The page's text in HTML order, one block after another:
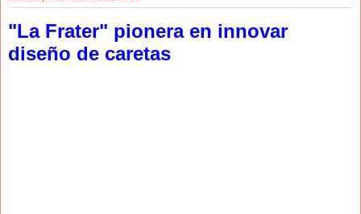
"La Frater" pionera en innovar
diseño de caretas